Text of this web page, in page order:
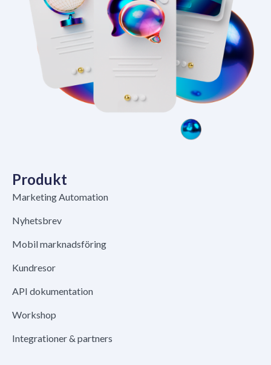
Produkt
Marketing Automation
Nyhetsbrev
Mobil marknadsföring
Kundresor
API dokumentation
Workshop
Integrationer & partners